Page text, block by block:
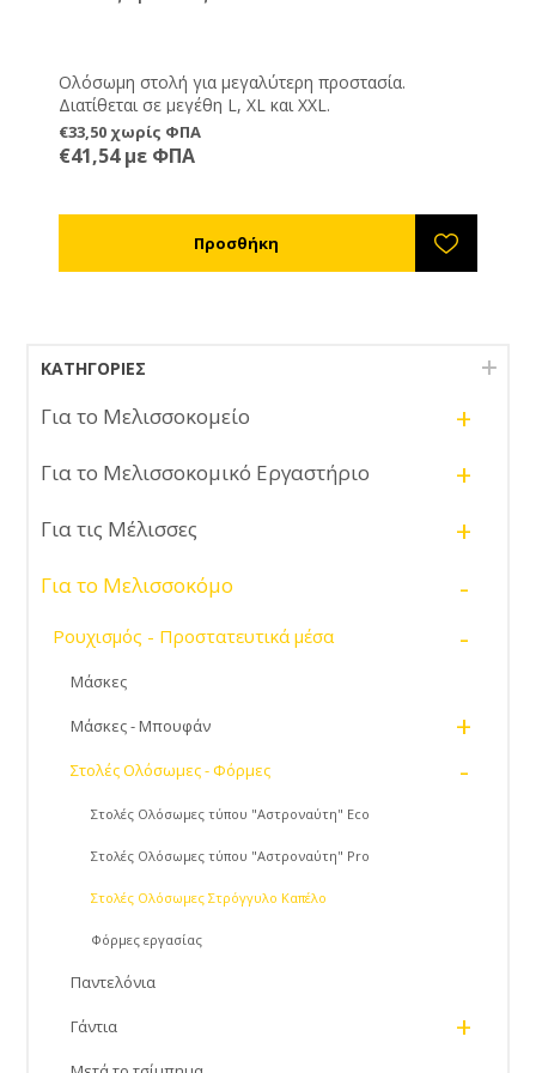
Ολόσωμη στολή για μεγαλύτερη προστασία.
Διατίθεται σε μεγέθη L, XL και XXL.
€33,50 χωρίς ΦΠΑ
€41,54 με ΦΠΑ
ΚΑΤΗΓΟΡΊΕΣ
Για το Μελισσοκομείο +
Για το Μελισσοκομικό Εργαστήριο +
Για τις Μέλισσες +
Για το Μελισσοκόμο -
Ρουχισμός - Προστατευτικά μέσα -
Μάσκες
Μάσκες - Μπουφάν +
Στολές Ολόσωμες - Φόρμες -
Στολές Ολόσωμες τύπου "Αστροναύτη" Eco
Στολές Ολόσωμες τύπου "Αστροναύτη" Pro
Στολές Ολόσωμες Στρόγγυλο Καπέλο
Φόρμες εργασίας
Παντελόνια
Γάντια +